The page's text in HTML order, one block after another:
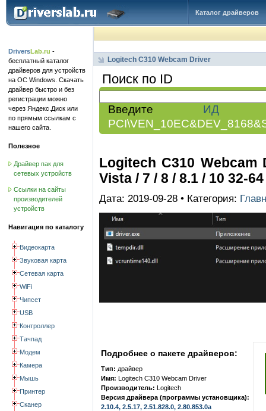
Каталог драйверов
DriversLab.ru -
бесплатный каталог
драйверов для устройств
на ОС Windows. Скачать
драйвер быстро и без
регистрации можно
через Яндекс.Диск или
по прямым ссылкам с
нашего сайта.
Полезное
Драйвер пак для
сетевых устройств
Ссылки на сайты
производителей
устройств
Навигация по каталогу
Видеокарта
Звуковая карта
Сетевая карта
WiFi
Чипсет
USB
Контроллер
Тачпад
Модем
Камера
Мышь
Принтер
Сканер
Logitech C310 Webcam Driver
Поиск по ID
Введите ИД
Logitech C310 Webcam
Vista / 7 / 8 / 8.1 / 10 32-
Дата: 2019-09-28 • Категория:
Подробнее о пакете драйверов:
Тип: драйвер
Имя: Logitech C310 Webcam Driver
Производитель: Logitech
Версия драйвера (программы установщика):
2.10.4, 2.5.17, 2.51.828.0, 2.80.853.0a